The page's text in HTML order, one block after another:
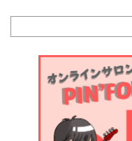
索